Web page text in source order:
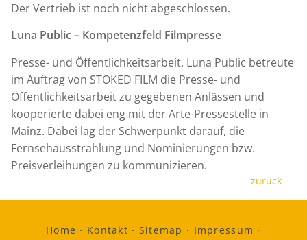
Der Vertrieb ist noch nicht abgeschlossen.
Luna Public – Kompetenzfeld Filmpresse
Presse- und Öffentlichkeitsarbeit. Luna Public betreute
im Auftrag von STOKED FILM die Presse- und
Öffentlichkeitsarbeit zu gegebenen Anlässen und
kooperierte dabei eng mit der Arte-Pressestelle in
Mainz. Dabei lag der Schwerpunkt darauf, die
Fernsehausstrahlung und Nominierungen bzw.
Preisverleihungen zu kommunizieren.
zurück
Home · Kontakt · Sitemap · Impressum ·